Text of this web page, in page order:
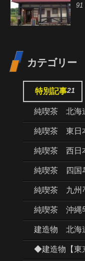
91
カテゴリー
特別記事21
純喫茶 北海
純喫茶 東日
純喫茶 西日
純喫茶 四国
純喫茶 九州
純喫茶 沖縄
建造物 北海
◆建造物【東